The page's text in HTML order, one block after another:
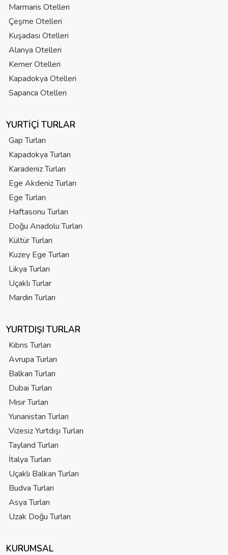
Marmaris Otelleri
Çeşme Otelleri
Kuşadası Otelleri
Alanya Otelleri
Kemer Otelleri
Kapadokya Otelleri
Sapanca Otelleri
YURTIÇI TURLAR
Gap Turları
Kapadokya Turları
Karadeniz Turları
Ege Akdeniz Turları
Ege Turları
Haftasonu Turları
Doğu Anadolu Turları
Kültür Turları
Kuzey Ege Turları
Likya Turları
Uçaklı Turlar
Mardin Turları
YURTDIŞI TURLAR
Kıbrıs Turları
Avrupa Turları
Balkan Turları
Dubai Turları
Mısır Turları
Yunanistan Turları
Vizesiz Yurtdışı Turları
Tayland Turları
İtalya Turları
Uçaklı Balkan Turları
Budva Turları
Asya Turları
Uzak Doğu Turları
KURUMSAL